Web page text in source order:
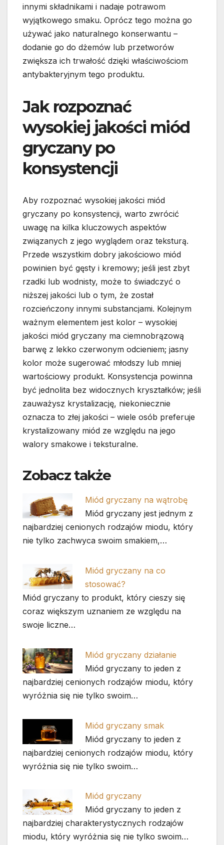
innymi składnikami i nadaje potrawom
wyjątkowego smaku. Oprócz tego można go
używać jako naturalnego konserwantu –
dodanie go do dżemów lub przetworów
zwiększa ich trwałość dzięki właściwościom
antybakteryjnym tego produktu.
Jak rozpoznać
wysokiej jakości miód
gryczany po
konsystencji
Aby rozpoznać wysokiej jakości miód
gryczany po konsystencji, warto zwrócić
uwagę na kilka kluczowych aspektów
związanych z jego wyglądem oraz teksturą.
Przede wszystkim dobry jakościowo miód
powinien być gęsty i kremowy; jeśli jest zbyt
rzadki lub wodnisty, może to świadczyć o
niższej jakości lub o tym, że został
rozcieńczony innymi substancjami. Kolejnym
ważnym elementem jest kolor – wysokiej
jakości miód gryczany ma ciemnobrązową
barwę z lekko czerwonym odcieniem; jasny
kolor może sugerować młodszy lub mniej
wartościowy produkt. Konsystencja powinna
być jednolita bez widocznych kryształków; jeśli
zauważysz krystalizację, niekoniecznie
oznacza to złej jakości – wiele osób preferuje
krystalizowany miód ze względu na jego
walory smakowe i teksturalne.
Zobacz także
Miód gryczany na wątrobę
Miód gryczany jest jednym z
najbardziej cenionych rodzajów miodu, który
nie tylko zachwyca swoim smakiem,…
Miód gryczany na co
stosować?
Miód gryczany to produkt, który cieszy się
coraz większym uznaniem ze względu na
swoje liczne…
Miód gryczany działanie
Miód gryczany to jeden z
najbardziej cenionych rodzajów miodu, który
wyróżnia się nie tylko swoim…
Miód gryczany smak
Miód gryczany to jeden z
najbardziej cenionych rodzajów miodu, który
wyróżnia się nie tylko swoim…
Miód gryczany
Miód gryczany to jeden z
najbardziej charakterystycznych rodzajów
miodu, który wyróżnia się nie tylko swoim…